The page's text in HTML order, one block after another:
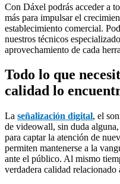
Con Dáxel podrás acceder a
más para impulsar el
establecimiento comercial.
nuestros técnicos
aprovechamiento de cada
Todo lo que
calidad lo
La señalización digital, el
de videowall, sin duda
para captar la atención de
permiten mantenerse a la
ante el público. Al mismo
verdadera calidad